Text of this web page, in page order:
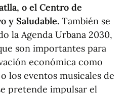
o el Centro de
y Saludable. También se
la Agenda Urbana 2030,
son importantes para
económica como
los eventos musicales de
pretende impulsar el